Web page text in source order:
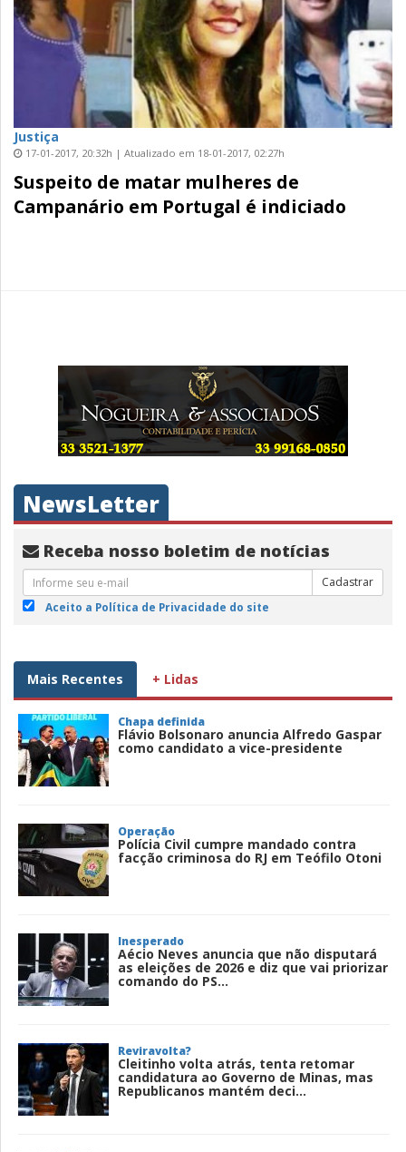
Justiça
17-01-2017, 20:32h | Atualizado em 18-01-2017, 02:27h
Suspeito de matar mulheres de
Campanário em Portugal é indiciado
NewsLetter
Receba nosso boletim de notícias
Cadastrar
Aceito a Política de Privacidade do site
Mais Recentes + Lidas
Chapa definida
Flávio Bolsonaro anuncia Alfredo Gaspar
como candidato a vice-presidente
Operação
Polícia Civil cumpre mandado contra
facção criminosa do RJ em Teófilo Otoni
Inesperado
Aécio Neves anuncia que não disputará
as eleições de 2026 e diz que vai priorizar
comando do PS...
Reviravolta?
Cleitinho volta atrás, tenta retomar
candidatura ao Governo de Minas, mas
Republicanos mantém deci...